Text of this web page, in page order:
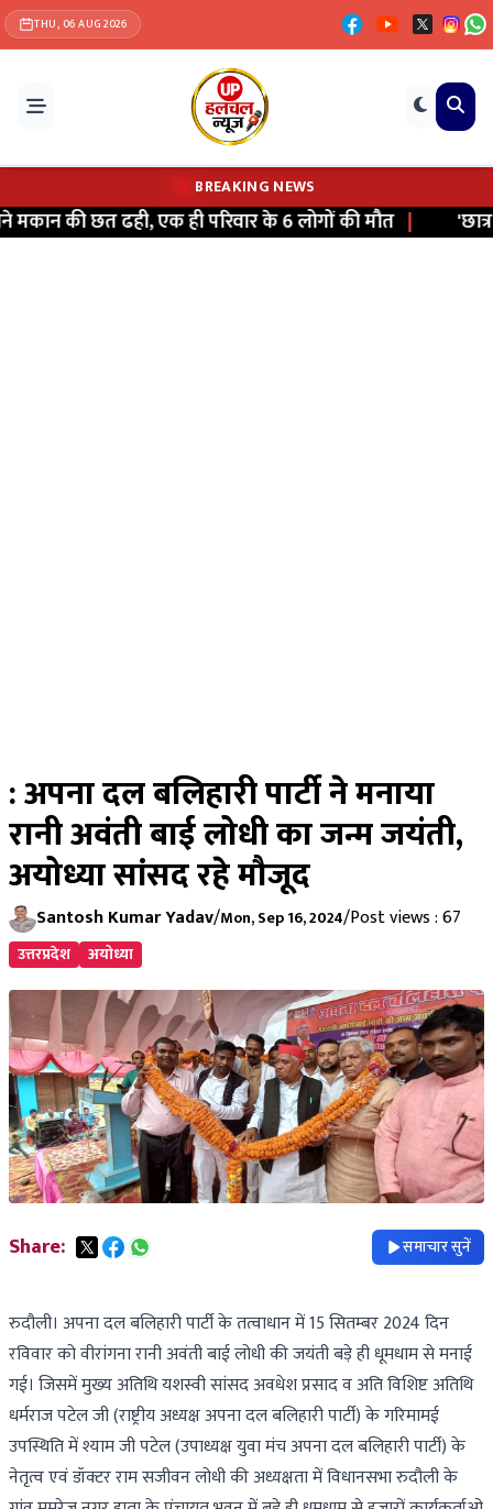
THU, 06 AUG 2026
BREAKING NEWS
की छत ढही, एक ही परिवार के 6 लोगों की मौत | 'छात्र
: अपना दल बलिहारी पार्टी ने मनाया
रानी अवंती बाई लोधी का जन्म जयंती,
अयोध्या सांसद रहे मौजूद
Santosh Kumar Yadav/Mon, Sep 16, 2024/Post views : 67
उत्तरप्रदेश अयोध्या
Share: समाचार सुनें
रुदौली। अपना दल बलिहारी पार्टी के तत्वाधान में 15 सितम्बर 2024 दिन
रविवार को वीरांगना रानी अवंती बाई लोधी की जयंती बड़े ही धूमधाम से मनाई
गई। जिसमें मुख्य अतिथि यशस्वी सांसद अवधेश प्रसाद व अति विशिष्ट अतिथि
धर्मराज पटेल जी (राष्ट्रीय अध्यक्ष अपना दल बलिहारी पार्टी) के गरिमामई
उपस्थिति में श्याम जी पटेल (उपाध्यक्ष युवा मंच अपना दल बलिहारी पार्टी) के
नेतृत्व एवं डॉक्टर राम सजीवन लोधी की अध्यक्षता में विधानसभा रुदौली के